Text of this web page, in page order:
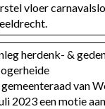
vloer
herdenk- &
gemeenteraad van
2023 een motie